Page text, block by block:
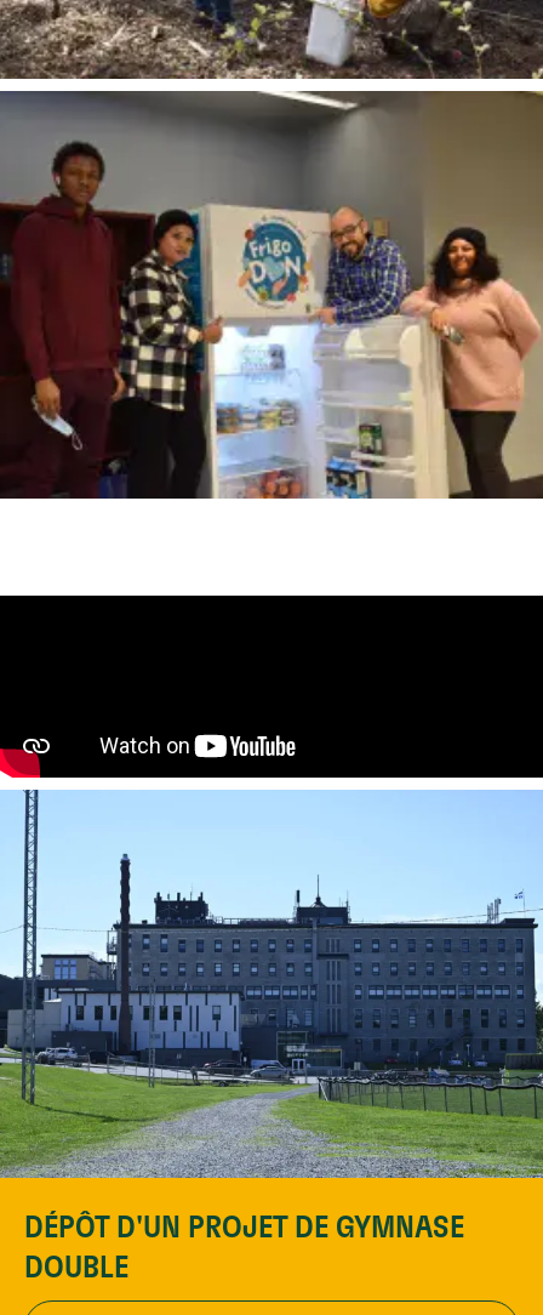
DÉPÔT D'UN PROJET DE GYMNASE
DOUBLE